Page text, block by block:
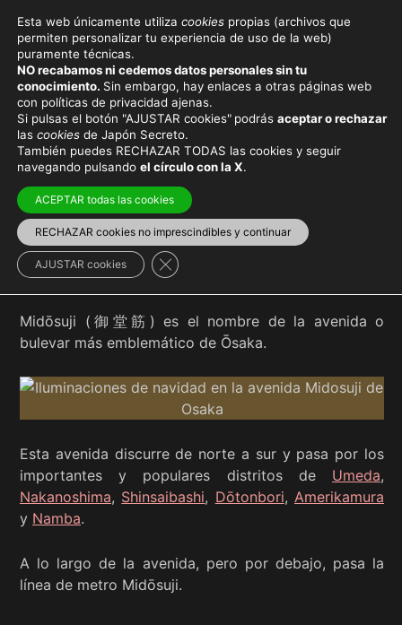
MIDŌSUJI
Viaja con el mejor seguro y
Región de Kansai > Ōsaka
Midōsuji (御堂筋) es el nombre de la avenida o
bulevar más emblemático de Ōsaka.
Esta avenida discurre de norte a sur y pasa por los
importantes y populares distritos de Umeda,
Nakanoshima, Shinsaibashi, Dōtonbori, Amerikamura
y Namba.
A lo largo de la avenida, pero por debajo, pasa la
línea de metro Midōsuji.
Esta web únicamente utiliza cookies propias (archivos que
permiten personalizar tu experiencia de uso de la web)
puramente técnicas.
NO recabamos ni cedemos datos personales sin tu
conocimiento. Sin embargo, hay enlaces a otras páginas web
con políticas de privacidad ajenas.
Si pulsas el botón "AJUSTAR cookies" podrás aceptar o rechazar
las cookies de Japón Secreto.
También puedes RECHAZAR TODAS las cookies y seguir
navegando pulsando el círculo con la X.
ACEPTAR todas las cookies
RECHAZAR cookies no imprescindibles y continuar
AJUSTAR cookies Cerrar el banner de cookies RGPD